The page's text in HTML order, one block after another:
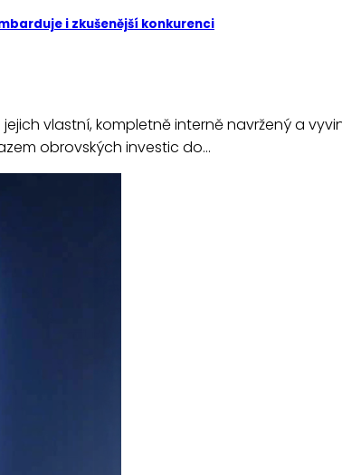
i zkušenější konkurenci
vlastní, kompletně interně navržený a
obrovských investic do…